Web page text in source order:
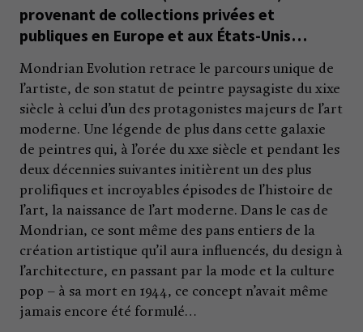
provenant de collections privées et
publiques en Europe et aux États-Unis…
Mondrian Evolution retrace le parcours unique de
l’artiste, de son statut de peintre paysagiste du xixe
siècle à celui d’un des protagonistes majeurs de l’art
moderne. Une légende de plus dans cette galaxie
de peintres qui, à l’orée du xxe siècle et pendant les
deux décennies suivantes initièrent un des plus
prolifiques et incroyables épisodes de l’histoire de
l’art, la naissance de l’art moderne. Dans le cas de
Mondrian, ce sont même des pans entiers de la
création artistique qu’il aura influencés, du design à
l’architecture, en passant par la mode et la culture
pop – à sa mort en 1944, ce concept n’avait même
jamais encore été formulé…